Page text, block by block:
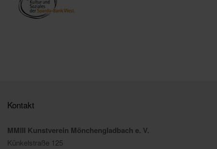
Kontakt
MMIII Kunstverein Mönchengladbach e. V.
Künkelstraße 125